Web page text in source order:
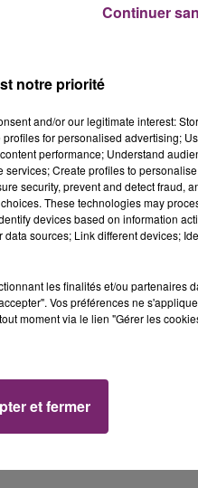
notre priorité
and/or our legitimate interest:
for personalised advertising;
performance; Understand
Create profiles to
security, prevent and detect fraud,
These technologies may
devices based on information
sources; Link different devices;
les finalités et/ou partenaires
Vos préférences ne
moment via le lien "Gérer les
et fermer
Continuer